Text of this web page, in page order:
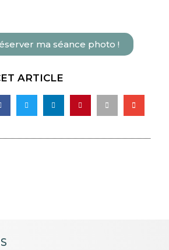
ma séance photo !
ARTICLE